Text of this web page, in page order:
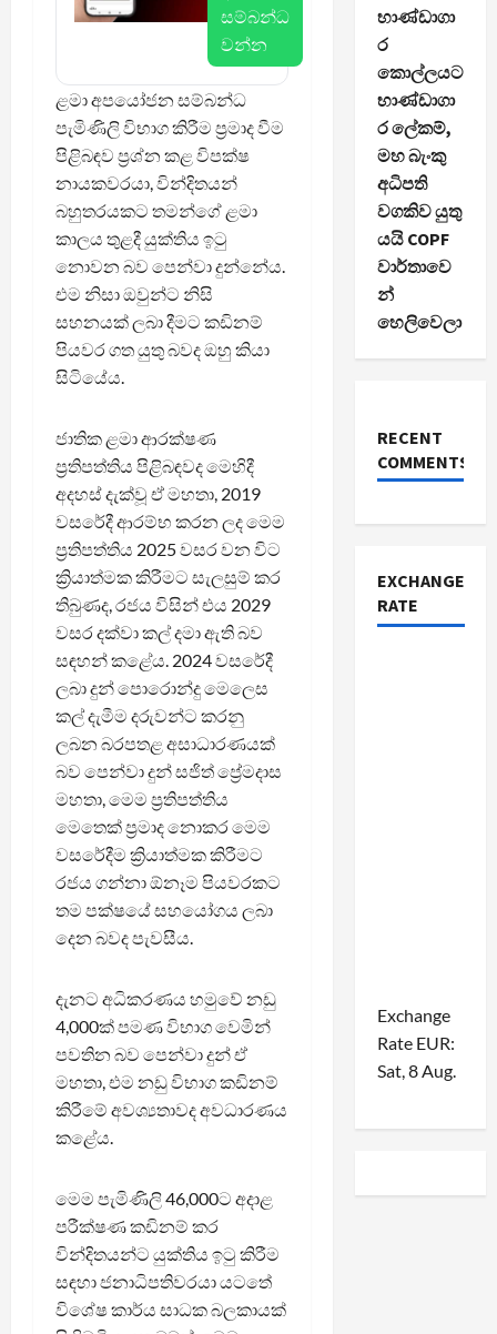
සම්බන්ධ
වන්න
ළමා අපයෝජන සම්බන්ධ
පැමිණිලි විභාග කිරීම ප්‍රමාද වීම
පිළිබඳව ප්‍රශ්න කළ විපක්ෂ
නායකවරයා, වින්දිතයන්
බහුතරයකට තමන්ගේ ළමා
කාලය තුළදී යුක්තිය ඉටු
නොවන බව පෙන්වා දුන්නේය.
එම නිසා ඔවුන්ට නිසි
සහනයක් ලබා දීමට කඩිනම්
පියවර ගත යුතු බවද ඔහු කියා
සිටියේය.
ජාතික ළමා ආරක්ෂණ
ප්‍රතිපත්තිය පිළිබඳවද මෙහිදී
අදහස් දැක්වූ ඒ මහතා, 2019
වසරේදී ආරම්භ කරන ලද මෙම
ප්‍රතිපත්තිය 2025 වසර වන විට
ක්‍රියාත්මක කිරීමට සැලසුම් කර
තිබුණද, රජය විසින් එය 2029
වසර දක්වා කල් දමා ඇති බව
සඳහන් කළේය. 2024 වසරේදී
ලබා දුන් පොරොන්දු මෙලෙස
කල් දැමීම දරුවන්ට කරනු
ලබන බරපතළ අසාධාරණයක්
බව පෙන්වා දුන් සජිත් ප්‍රේමදාස
මහතා, මෙම ප්‍රතිපත්තිය
මෙතෙක් ප්‍රමාද නොකර මෙම
වසරේදීම ක්‍රියාත්මක කිරීමට
රජය ගන්නා ඕනෑම පියවරකට
තම පක්ෂයේ සහයෝගය ලබා
දෙන බවද පැවසීය.
දැනට අධිකරණය හමුවේ නඩු
4,000ක් පමණ විභාග වෙමින්
පවතින බව පෙන්වා දුන් ඒ
මහතා, එම නඩු විභාග කඩිනම්
කිරීමේ අවශ්‍යතාවද අවධාරණය
කළේය.
මෙම පැමිණිලි 46,000ට අදාළ
පරීක්ෂණ කඩිනම් කර
වින්දිතයන්ට යුක්තිය ඉටු කිරීම
සඳහා ජනාධිපතිවරයා යටතේ
විශේෂ කාර්ය සාධක බලකායක්
භාණ්ඩාගා
ර
කොල්ලයට
භාණ්ඩාගා
ර ලේකම්,
මහ බැංකු
අධිපති
වගකිව යුතු
යයි COPF
වාර්තාවෙ
න්
හෙලිවෙලා
RECENT
COMMENTS
EXCHANGE
RATE
Exchange
Rate EUR:
Sat, 8 Aug.